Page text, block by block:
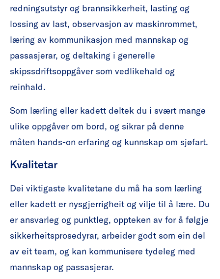
redningsutstyr og brannsikkerheit, lasting og
lossing av last, observasjon av maskinrommet,
læring av kommunikasjon med mannskap og
passasjerar, og deltaking i generelle
skipssdriftsoppgåver som vedlikehald og
reinhald.
Som lærling eller kadett deltek du i svært mange
ulike oppgåver om bord, og sikrar på denne
måten hands-on erfaring og kunnskap om sjøfart.
Kvalitetar
Dei viktigaste kvalitetane du må ha som lærling
eller kadett er nysgjerrigheit og vilje til å lære. Du
er ansvarleg og punktleg, oppteken av for å følgje
sikkerheitsprosedyrar, arbeider godt som ein del
av eit team, og kan kommunisere tydeleg med
mannskap og passasjerar.